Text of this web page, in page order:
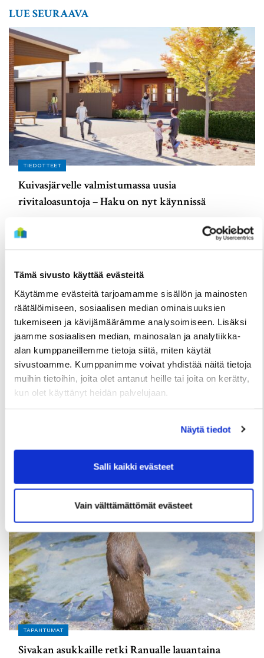
Tämä sivusto käyttää evästeitä
Käytämme evästeitä tarjoamamme sisällön ja mainosten
räätälöimiseen, sosiaalisen median ominaisuuksien
tukemiseen ja kävijämäärämme analysoimiseen. Lisäksi
jaamme sosiaalisen median, mainosalan ja analytiikka-
alan kumppaneillemme tietoja siitä, miten käytät
sivustoamme. Kumppanimme voivat yhdistää näitä tietoja
muihin tietoihin, joita olet antanut heille tai joita on kerätty,
kun olet käyttänyt heidän palvelujaan.
Näytä tiedot
Salli kaikki evästeet
Vain välttämättömät evästeet
LUE SEURAAVA
TIEDOTTEET
Kuivasjärvelle valmistumassa uusia
rivitaloasuntoja – Haku on nyt käynnissä
3 Elokuun
TIEDOTTEET
valmistumassa loppuvuonna, hakuajat alkavat
TAPAHTUMAT
Sivakan asukkaille retki Ranualle lauantaina